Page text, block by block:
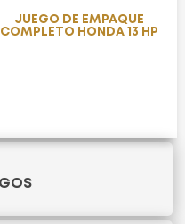
JUEGO DE EMPAQUE
COMPLETO HONDA 13 HP